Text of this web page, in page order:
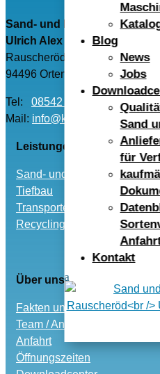
Blog
News
Jobs
Sand
für
Kontakt
Sand- und Kieswerk
Ulrich Alex GmbH
Rauscheröd 4
94496 Ortenburg
Tel: 08542 – 96040
Mail: info@kwr-alex.de
Leistungen
Sand- und Kies
Tiefbau
Transporte
Recycling und Entsorgung
Über uns
Fakten und Historie
Team / Ansprechpartner
Anfahrt
Öffnungszeiten